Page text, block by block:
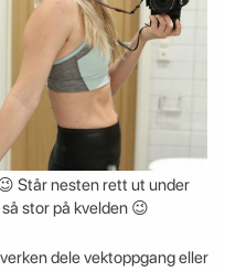
Står nesten rett ut under
stor på kvelden 😉
dele vektoppgang eller